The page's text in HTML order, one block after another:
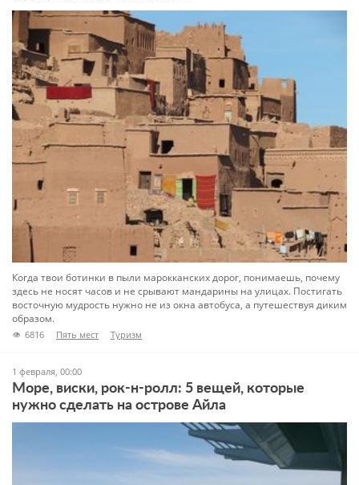
Когда твои ботинки в пыли марокканских дорог, понимаешь, почему
здесь не носят часов и не срывают мандарины на улицах. Постигать
восточную мудрость нужно не из окна автобуса, а путешествуя диким
образом.
6816 Пять мест Туризм
1 февраля, 00:00
Море, виски, рок-н-ролл: 5 вещей, которые
нужно сделать на острове Айла